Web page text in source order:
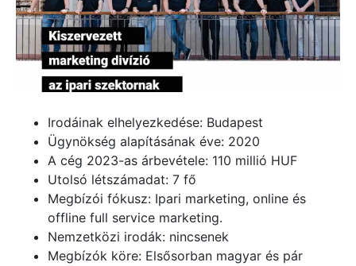
Irodáinak elhelyezkedése: Budapest
Ügynökség alapításának éve: 2020
A cég 2023-as árbevétele: 110 millió HUF
Utolsó létszámadat: 7 fő
Megbízói fókusz: Ipari marketing, online és
offline full service marketing.
Nemzetközi irodák: nincsenek
Megbízók köre: Elsősorban magyar és pár